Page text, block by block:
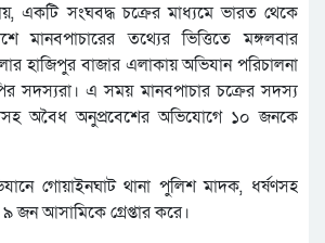
একটি সংঘবদ্ধ চক্রের মাধ্যমে ভারত থেকে
মানবপাচারের তথ্যের ভিত্তিতে মঙ্গলবার
হাজিপুর বাজার এলাকায় অভিযান পরিচালনা
সদস্যরা। এ সময় মানবপাচার চক্রের সদস্য
অবৈধ অনুপ্রবেশের অভিযোগে ১০ জনকে
গোয়াইনঘাট থানা পুলিশ মাদক, ধর্ষণসহ
জন আসামিকে গ্রেপ্তার করে।